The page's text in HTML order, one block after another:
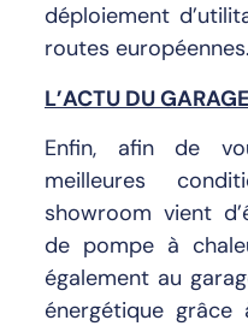
déploiement
routes européennes.
L’ACTU DU GARAGE
Enfin, afin de
meilleures
showroom vient
de pompe à
également au
énergétique